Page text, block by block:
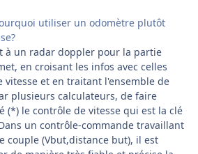
utiliser un odomètre plutôt
à un radar doppler pour la partie
en croisant les infos avec celles
vitesse et en traitant l'ensemble de
plusieurs calculateurs, de faire
(*) le contrôle de vitesse qui est la clé
un contrôle-commande travaillant
couple (Vbut,distance but), il est